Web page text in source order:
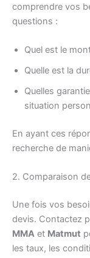
comprendre vos
questions :
Quel est le
Quelle est la
Quelles
situation
En ayant ces
recherche de
2. Comparaison
Une fois vos
devis. Contactez
MMA et Matmut
les taux, les